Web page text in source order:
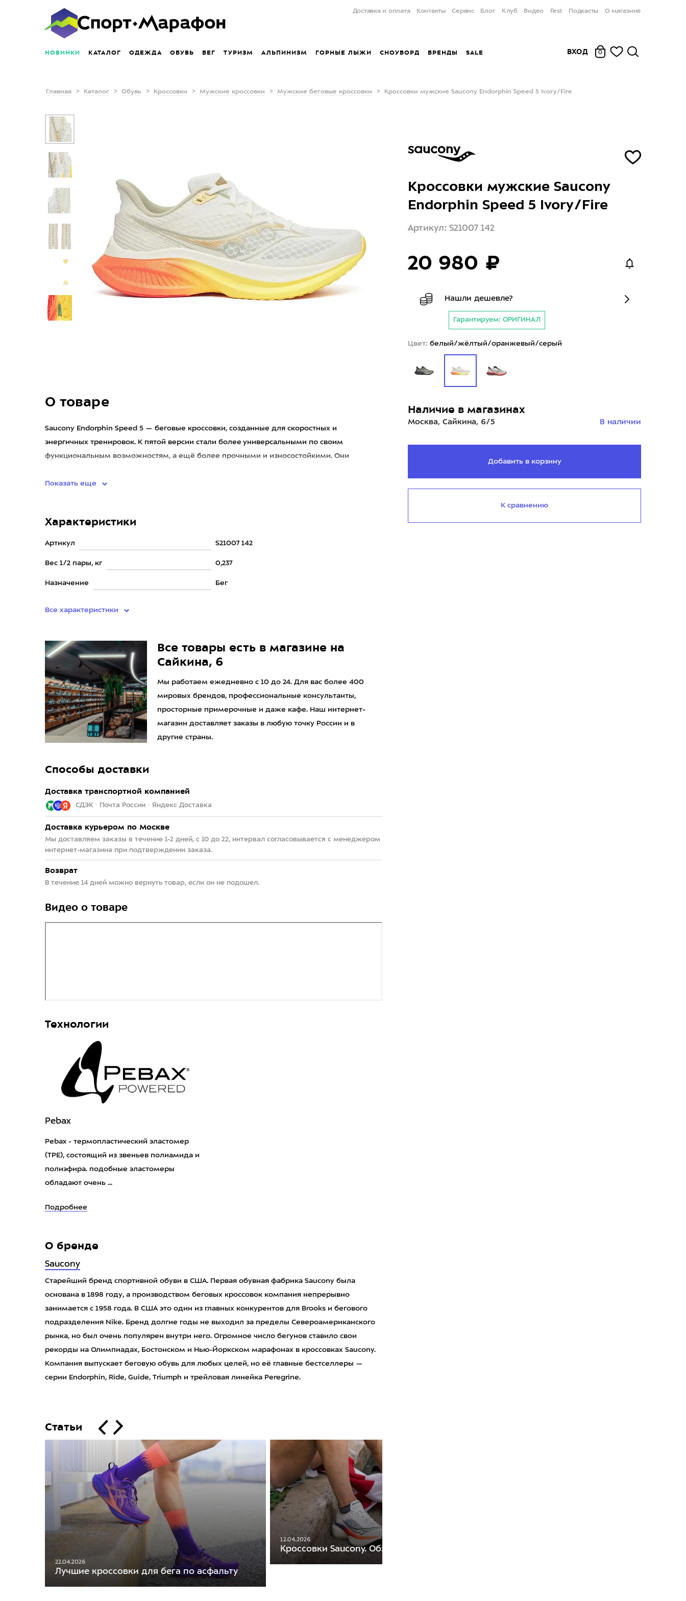
Доставка и оплата Контакты Сервис Блог Клуб Видео Fest Подкасты О магазине
НОВИНКИ КАТАЛОГ ОДЕЖДА ОБУВЬ БЕГ ТУРИЗМ АЛЬПИНИЗМ ГОРНЫЕ ЛЫЖИ СНОУБОРД БРЕНДЫ SALE ВХОД 0
Главная Каталог Обувь Кроссовки Мужские кроссовки Мужские беговые кроссовки Кроссовки мужские Saucony Endorphin Speed 5 Ivory/Fire
О товаре
Saucony Endorphin Speed 5 — беговые кроссовки, созданные для скоростных и
энергичных тренировок. К пятой версии стали более универсальными по своим
функциональным возможностям, а ещё более прочными и износостойкими. Они
Показать еще
Характеристики
Артикул S21007 142
Вес 1/2 пары, кг 0,237
Назначение Бег
Все характеристики
Все товары есть в магазине на
Сайкина, 6
Мы работаем ежедневно с 10 до 24. Для вас более 400
мировых брендов, профессиональные консультанты,
просторные примерочные и даже кафе. Наш интернет-
магазин доставляет заказы в любую точку России и в
другие страны.
Способы доставки
Доставка транспортной компанией
СДЭК · Почта России · Яндекс Доставка
Доставка курьером по Москве
Мы доставляем заказы в течение 1-2 дней, с 10 до 22, интервал согласовывается с менеджером
интернет-магазина при подтверждении заказа.
Возврат
В течение 14 дней можно вернуть товар, если он не подошел.
Видео о товаре
Технологии
Pebax
Pebax - термопластический эластомер
(TPE), состоящий из звеньев полиамида и
полиэфира. подобные эластомеры
обладают очень ...
Подробнее
О бренде
Saucony
Старейший бренд спортивной обуви в США. Первая обувная фабрика Saucony была
основана в 1898 году, а производством беговых кроссовок компания непрерывно
занимается с 1958 года. В США это один из главных конкурентов для Brooks и бегового
подразделения Nike. Бренд долгие годы не выходил за пределы Североамериканского
рынка, но был очень популярен внутри него. Огромное число бегунов ставило свои
рекорды на Олимпиадах, Бостонском и Нью-Йоркском марафонах в кроссовках Saucony.
Компания выпускает беговую обувь для любых целей, но её главные бестселлеры —
серии Endorphin, Ride, Guide, Triumph и трейловая линейка Peregrine.
Статьи
22.04.2026
Лучшие кроссовки для бега по асфальту
12.04.2026
Кроссовки Saucony. Обзор моделей
Кроссовки мужские Saucony
Endorphin Speed 5 Ivory/Fire
Артикул: S21007 142
20 980 ₽
Нашли дешевле?
Гарантируем: ОРИГИНАЛ
Цвет: белый/жёлтый/оранжевый/серый
Наличие в магазинах
Москва, Сайкина, 6/5 В наличии
Добавить в корзину
К сравнению